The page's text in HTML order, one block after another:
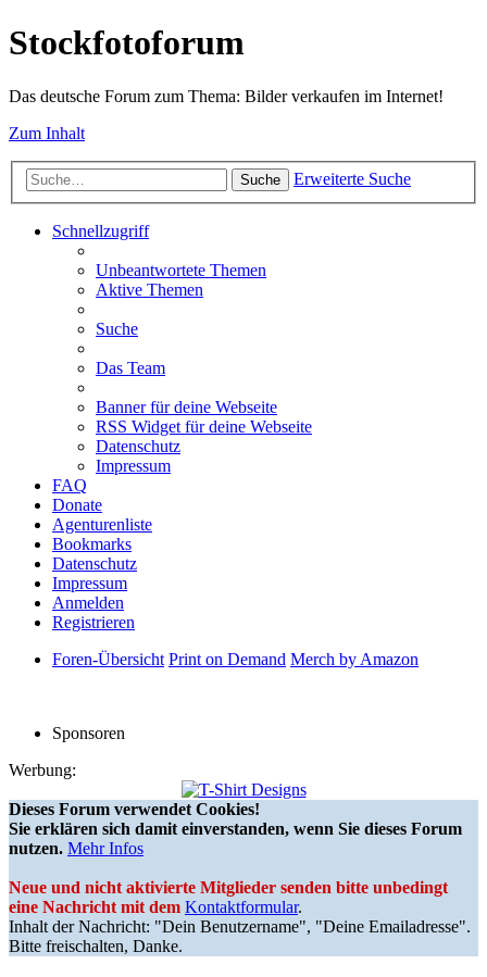
Stockfotoforum
Das deutsche Forum zum Thema: Bilder verkaufen im Internet!
Zum Inhalt
Suche Erweiterte Suche
Schnellzugriff
Unbeantwortete Themen
Aktive Themen
Suche
Das Team
Banner für deine Webseite
RSS Widget für deine Webseite
Datenschutz
Impressum
FAQ
Donate
Agenturenliste
Bookmarks
Datenschutz
Impressum
Anmelden
Registrieren
Foren-Übersicht Print on Demand Merch by Amazon
Sponsoren
Werbung:
Dieses Forum verwendet Cookies!
Sie erklären sich damit einverstanden, wenn Sie dieses Forum
nutzen. Mehr Infos
Neue und nicht aktivierte Mitglieder senden bitte unbedingt
eine Nachricht mit dem Kontaktformular.
Inhalt der Nachricht: "Dein Benutzername", "Deine Emailadresse".
Bitte freischalten, Danke.